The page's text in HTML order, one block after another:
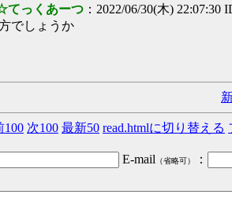
てっくあーつ ：2022/06/30(木) 22:07:30
でしょうか
100 次100 最新50 read.htmlに切り替える
E-mail （省略可）
：